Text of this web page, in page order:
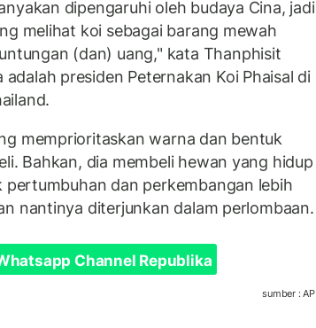
dipengaruhi oleh budaya Cina, jadi
melihat koi sebagai barang mewah
(dan) uang," kata Thanphisit
presiden Peternakan Koi Phaisal di
memprioritaskan warna dan bentuk
Bahkan, dia membeli hewan yang hidup
pertumbuhan dan perkembangan lebih
nantinya diterjunkan dalam perlombaan.
Channel Republika
sumber : AP